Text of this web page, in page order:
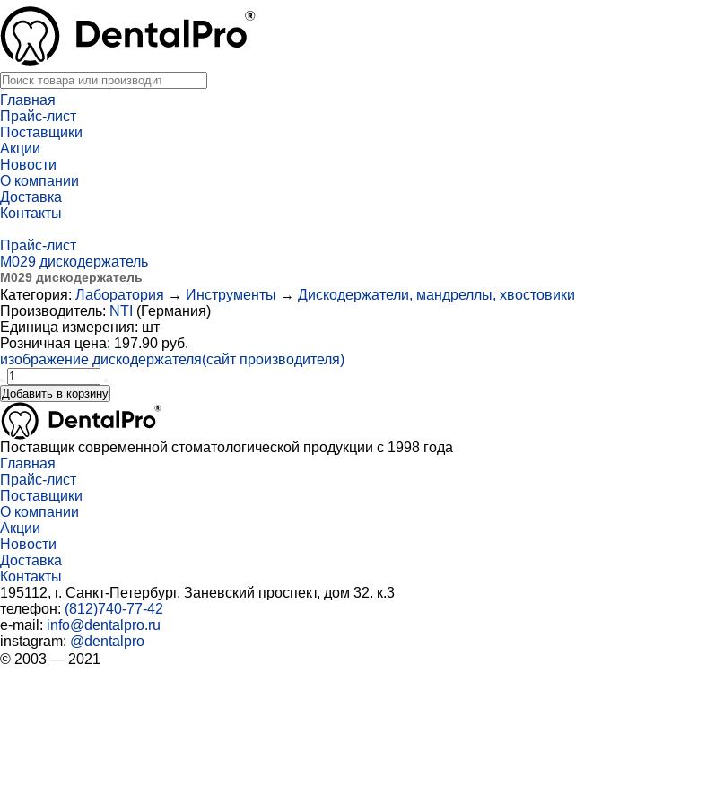
Главная
Прайс-лист
Поставщики
Акции
Новости
О компании
Доставка
Контакты
Прайс-лист
М029 дискодержатель
М029 дискодержатель
Категория: Лаборатория → Инструменты → Дискодержатели, мандреллы, хвостовики
Производитель: NTI (Германия)
Единица измерения: шт
Розничная цена: 197.90 руб.
изображение дискодержателя(сайт производителя)
Добавить в корзину
Поставщик современной стоматологической продукции с 1998 года
Главная
Прайс-лист
Поставщики
О компании
Акции
Новости
Доставка
Контакты
195112, г. Санкт-Петербург, Заневский проспект, дом 32. к.3
телефон: (812)740-77-42
e-mail: info@dentalpro.ru
instagram: @dentalpro
© 2003 — 2021